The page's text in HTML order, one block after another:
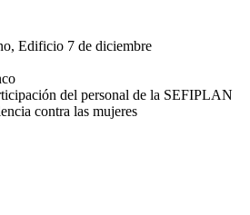
Edificio 7 de diciembre
del personal de la SEFIPLAN
contra las mujeres